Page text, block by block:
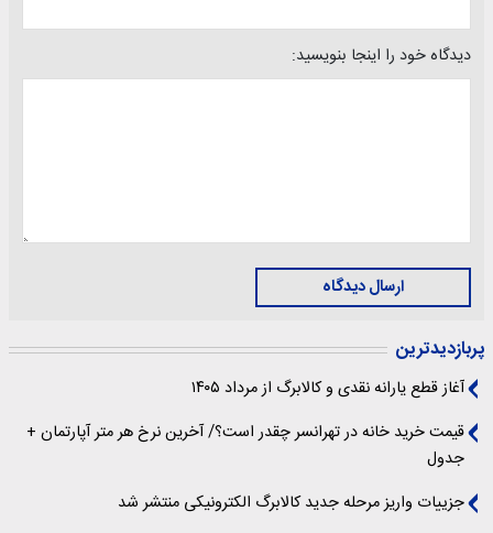
دیدگاه خود را اینجا بنویسید:
ارسال دیدگاه
پربازدیدترین
آغاز قطع یارانه نقدی و کالابرگ از مرداد ۱۴۰۵
قیمت خرید خانه در تهرانسر چقدر است؟/ آخرین نرخ هر متر آپارتمان +
جدول
جزییات واریز مرحله جدید کالابرگ الکترونیکی منتشر شد